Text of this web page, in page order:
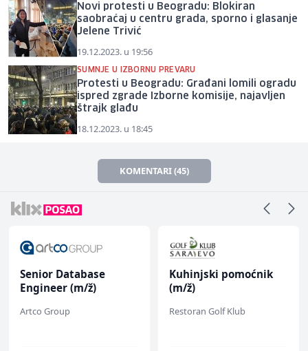
Novi protesti u Beogradu: Blokiran
saobraćaj u centru grada, sporno i glasanje
Jelene Trivić
19.12.2023. u 19:56
SUMNJE U IZBORNU PREVARU
Protesti u Beogradu: Građani lomili ogradu
ispred zgrade Izborne komisije, najavljen
štrajk glađu
18.12.2023. u 18:45
KOMENTARI (45)
Senior Database
Engineer (m/ž)
Artco Group
Kuhinjski pomoćnik
(m/ž)
Restoran Golf Klub